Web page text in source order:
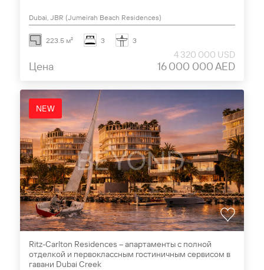
Dubai, JBR (Jumeirah Beach Residences)
223.5 м² 3 3
Цена
4 320 000 USD
16 000 000 AED
NEW
Ritz-Carlton Residences – апартаменты с полной
отделкой и первоклассным гостиничным сервисом в
гавани Dubai Creek